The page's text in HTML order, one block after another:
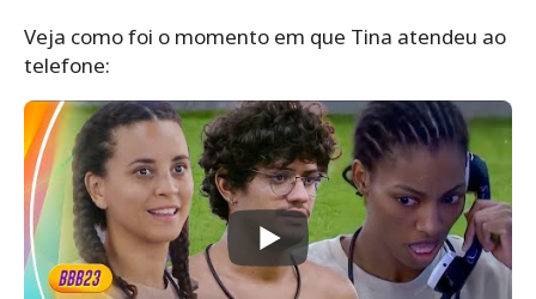
Veja como foi o momento em que Tina atendeu ao
telefone: